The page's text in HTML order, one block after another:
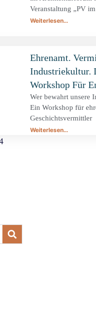
Veranstaltung „PV
Weiterlesen…
Ehrenamt.
Industriekultur.
Workshop Für
Wer bewahrt unsere
Ein Workshop für
Geschichtsvermittler
Weiterlesen…